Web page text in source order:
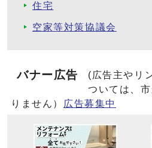
住宅
空家等対策協議会
バナー広告
(広告主やリ
ついては、
りません）
広告募集中